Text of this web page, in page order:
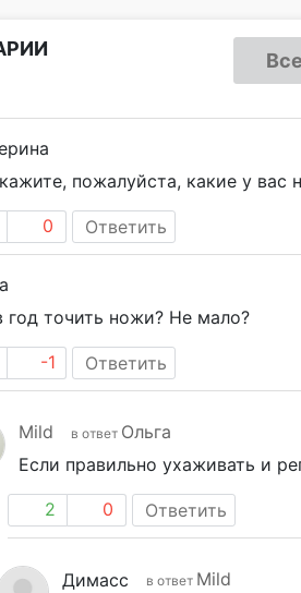
пожалуйста, какие у вас
0 Ответить
год точить ножи? Не мало?
-1 Ответить
Mild в ответ Ольга
Если правильно ухаживать и
2 0 Ответить
Димасс в ответ Mild